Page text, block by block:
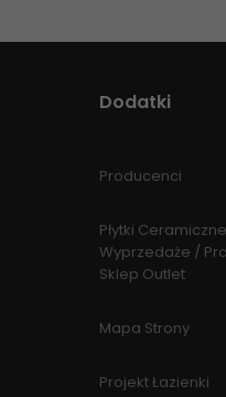
Dodatki
Producenci
Płytki Ceramiczne
Wyprzedaże /
Sklep Outlet
Mapa Strony
Projekt Łazienki